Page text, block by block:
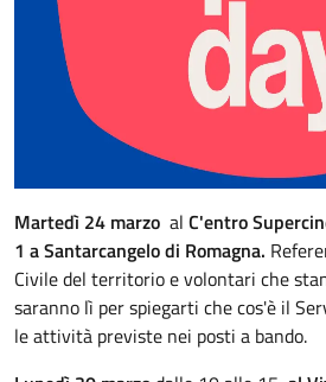
Martedì 24 marzo al C'entro
1 a Santarcangelo di Romagna.
Civile del territorio e volontari che
saranno lì per spiegarti che cos'è il
le attività previste nei posti a bando.